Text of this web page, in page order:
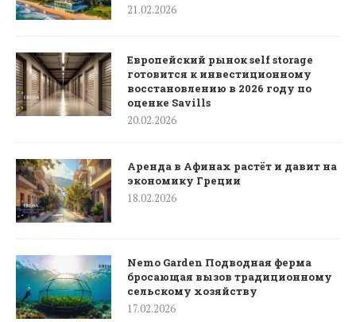
21.02.2026
Европейский рынок self storage
готовится к инвестиционному
восстановлению в 2026 году по
оценке Savills
20.02.2026
Аренда в Афинах растёт и давит на
экономику Греции
18.02.2026
Nemo Garden Подводная ферма
бросающая вызов традиционному
сельскому хозяйству
17.02.2026